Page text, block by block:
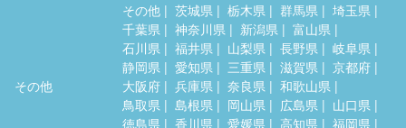
その他
その他 茨城県 栃木県 群馬県
埼玉県
千葉県
神奈川県 新潟県
富山県
石川県
福井県 山梨県 長野県
岐阜県
静岡県
愛知県 三重県 滋賀県
京都府
大阪府
兵庫県 奈良県
和歌山県
鳥取県
島根県 岡山県 広島県
山口県
徳島県
香川県 愛媛県 高知県
福岡県